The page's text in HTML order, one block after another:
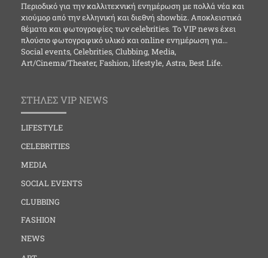
Περιοδικό για την καλλιτεχνική ενημέρωση με πολλά νέα και
χιούμορ από την ελληνική και διεθνή showbiz. Αποκλειστικά
θέματα και φωτογραφίες των celebrities. Το VIP news έχει
πλούσιο φωτογραφικό υλικό και online ενημέρωση για…
Social events, Celebrities, Clubbing, Media,
Art/Cinema/Theater, Fashion, lifestyle, Astra, Best Life.
ΣΤΗΛΕΣ VIP NEWS
LIFESTYLE
CELEBRITIES
MEDIA
SOCIAL EVENTS
CLUBBING
FASHION
NEWS